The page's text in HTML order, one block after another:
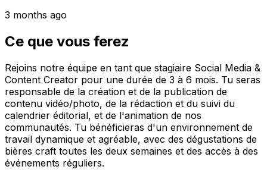
3 months ago
Ce que vous ferez
Rejoins notre équipe en tant que stagiaire Social Media &
Content Creator pour une durée de 3 à 6 mois. Tu seras
responsable de la création et de la publication de
contenu vidéo/photo, de la rédaction et du suivi du
calendrier éditorial, et de l'animation de nos
communautés. Tu bénéficieras d'un environnement de
travail dynamique et agréable, avec des dégustations de
bières craft toutes les deux semaines et des accès à des
événements réguliers.